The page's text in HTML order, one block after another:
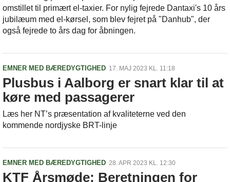
omstillet til primært el-taxier. For nylig fejrede Dantaxi's 10 års
jubilæum med el-kørsel, som blev fejret på "Danhub", der
også fejrede to års dag for åbningen.
EMNER MED BÆREDYGTIGHED 17. MAJ 2023 KL. 11:18
Plusbus i Aalborg er snart klar til at
køre med passagerer
Læs her NT’s præsentation af kvaliteterne ved den
kommende nordjyske BRT-linje
EMNER MED BÆREDYGTIGHED 28. APR 2023 KL. 12:30
KTF Årsmøde: Beretningen for